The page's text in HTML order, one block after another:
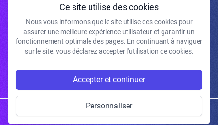
J'accepte de recevoir vos e-mails et confirme avoir pris connaissance de
votre politique de confidentialité et mentions légales.
Copyright © 2026 | Gum Studio. Tous droits réservés.
Ce site utilise des cookies
Nous vous informons que le site utilise des cookies pour
assurer une meilleure expérience utilisateur et garantir un
fonctionnement optimale des pages. En continuant à naviguer
sur le site, vous déclarez accepter l'utilisation de cookies.
Accepter et continuer
Personnaliser